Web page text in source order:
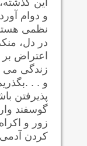
و دوام
نظمی
در دل،
اعتراض بر
زندگی می
و . .
پذیرفتن
گوسفند
زور و
کردن